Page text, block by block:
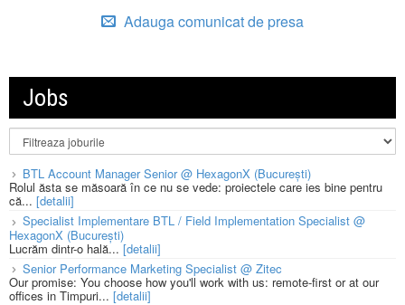
Adauga comunicat de presa
Jobs
BTL Account Manager Senior @ HexagonX (București)
Rolul ăsta se măsoară în ce nu se vede: proiectele care ies bine pentru
că... [detalii]
Specialist Implementare BTL / Field Implementation Specialist @
HexagonX (București)
Lucrăm dintr-o hală...[detalii]
Senior Performance Marketing Specialist @ Zitec
Our promise: You choose how you'll work with us: remote-first or at our
offices in Timpuri... [detalii]